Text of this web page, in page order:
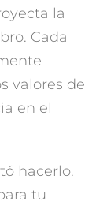
la
Cada
valores de
en el
hacerlo.
tu